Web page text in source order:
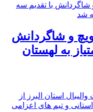
و شاگردانش
به لهستان